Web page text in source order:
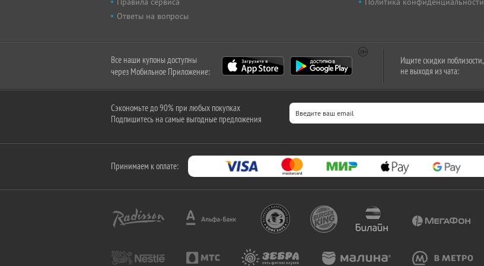
Ответы на вопросы
Все наши купоны доступны
через Мобильное Приложение:
Ищите скидки поблизости,
не выходя из чата:
Сэкономьте до 90% при любых покупках
Подпишитесь на самые выгодные предложения
Принимаем к оплате: